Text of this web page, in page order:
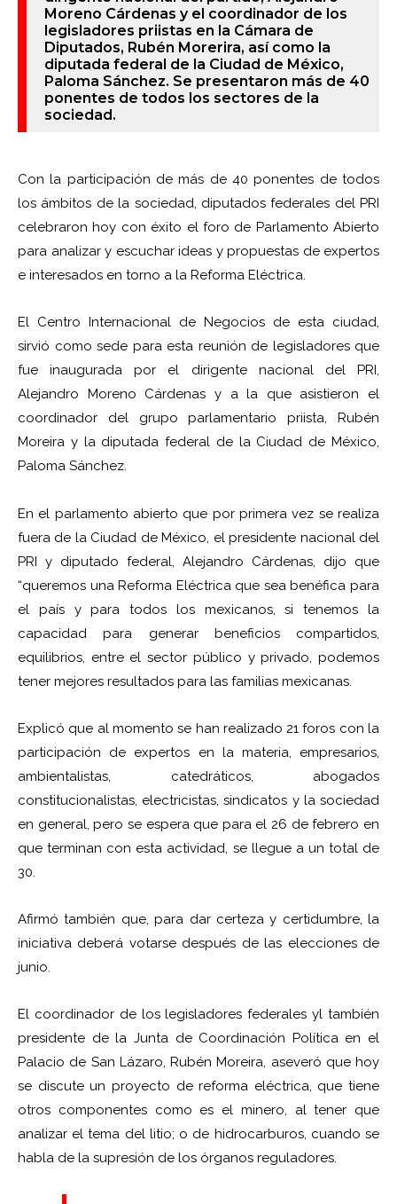
Moreno Cárdenas y el coordinador de los
legisladores priistas en la Cámara de
Diputados, Rubén Morerira, así como la
diputada federal de la Ciudad de México,
Paloma Sánchez. Se presentaron más de 40
ponentes de todos los sectores de la
sociedad.
Con la participación de más de 40 ponentes de todos
los ámbitos de la sociedad, diputados federales del PRI
celebraron hoy con éxito el foro de Parlamento Abierto
para analizar y escuchar ideas y propuestas de expertos
e interesados en torno a la Reforma Eléctrica.
El Centro Internacional de Negocios de esta ciudad,
sirvió como sede para esta reunión de legisladores que
fue inaugurada por el dirigente nacional del PRI,
Alejandro Moreno Cárdenas y a la que asistieron el
coordinador del grupo parlamentario priista, Rubén
Moreira y la diputada federal de la Ciudad de México,
Paloma Sánchez.
En el parlamento abierto que por primera vez se realiza
fuera de la Ciudad de México, el presidente nacional del
PRI y diputado federal, Alejandro Cárdenas, dijo que
“queremos una Reforma Eléctrica que sea benéfica para
el país y para todos los mexicanos, si tenemos la
capacidad para generar beneficios compartidos,
equilibrios, entre el sector público y privado, podemos
tener mejores resultados para las familias mexicanas.
Explicó que al momento se han realizado 21 foros con la
participación de expertos en la materia, empresarios,
ambientalistas, catedráticos, abogados
constitucionalistas, electricistas, sindicatos y la sociedad
en general, pero se espera que para el 26 de febrero en
que terminan con esta actividad, se llegue a un total de
30.
Afirmó también que, para dar certeza y certidumbre, la
iniciativa deberá votarse después de las elecciones de
junio.
El coordinador de los legisladores federales yl también
presidente de la Junta de Coordinación Política en el
Palacio de San Lázaro, Rubén Moreira, aseveró que hoy
se discute un proyecto de reforma eléctrica, que tiene
otros componentes como es el minero, al tener que
analizar el tema del litio; o de hidrocarburos, cuando se
habla de la supresión de los órganos reguladores.